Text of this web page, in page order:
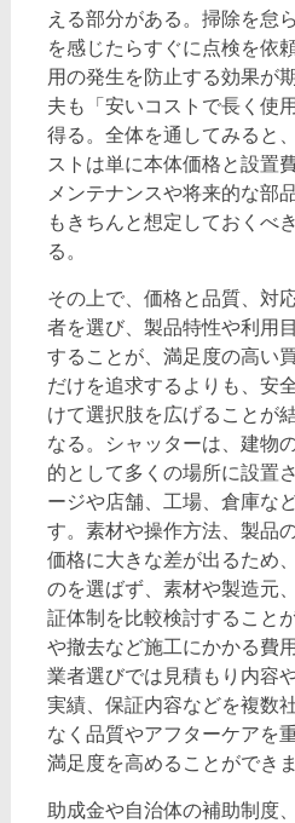
える部分がある。掃除を怠
を感じたらすぐに点検を依
用の発生を防止する効果が
夫も「安いコストで長く使
得る。全体を通してみると
ストは単に本体価格と設置
メンテナンスや将来的な部
もきちんと想定しておくべ
る。
その上で、価格と品質、対
者を選び、製品特性や利用
することが、満足度の高い
だけを追求するよりも、安
けて選択肢を広げることが
なる。シャッターは、建物
的として多くの場所に設置
ージや店舗、工場、倉庫な
す。素材や操作方法、製品
価格に大きな差が出るため
のを選ばず、素材や製造元
証体制を比較検討すること
や撤去など施工にかかる費
業者選びでは見積もり内容
実績、保証内容などを複数
なく品質やアフターケアを
満足度を高めることができま
助成金や自治体の補助制度